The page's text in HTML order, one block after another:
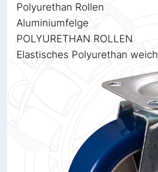
Polyurethan Rollen
Aluminiumfelge
POLYURETHAN ROLLEN
Elastisches Polyurethan weich